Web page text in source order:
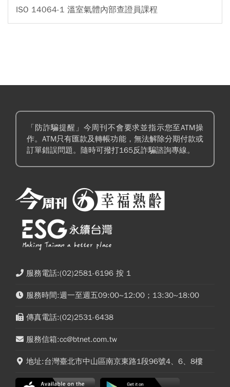
ISO 14064-1 溫室氣體內部查證員課程
「防詐騙提醒」今周刊不會要求並指示您至ATM操
作。ATM只有匯款及轉帳功能，無法解除分期付款或
訂單錯誤問題。隨時可撥打165反詐騙諮詢專線。
服務電話:(02)2581-6196 按 1
服務時間:週一至週五09:00~12:00；13:30~18:00
傳真電話:(02)2531-6438
服務信箱:cc@btnet.com.tw
地址:台灣臺北市中山區南京東路1段96號4、6、8樓